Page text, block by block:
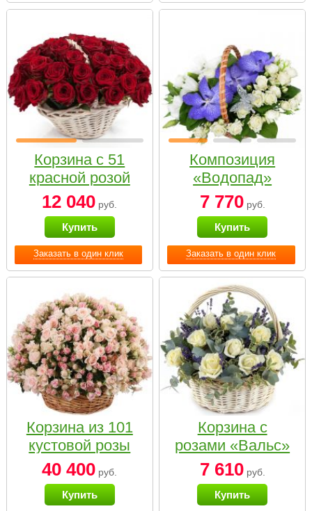
Заказать в один клик
Корзина с 51
красной розой
12 040 руб.
Купить
Заказать в один клик
Композиция
«Водопад»
7 770руб.
Купить
Корзина из 101
кустовой розы
нежных тонов
40 400 руб.
Купить
Корзина с
розами «Вальс»
7 610руб.
Купить